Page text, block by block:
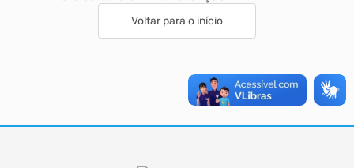
Voltar para o início